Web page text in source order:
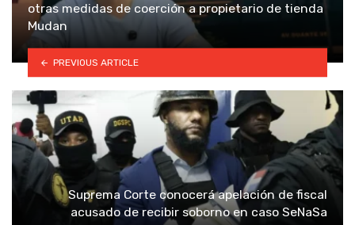
otras medidas de coerción a propietario de tienda
Mudan
PREVIOUS ARTICLE
Suprema Corte conocerá apelación de fiscal
acusado de recibir soborno en caso SeNaSa